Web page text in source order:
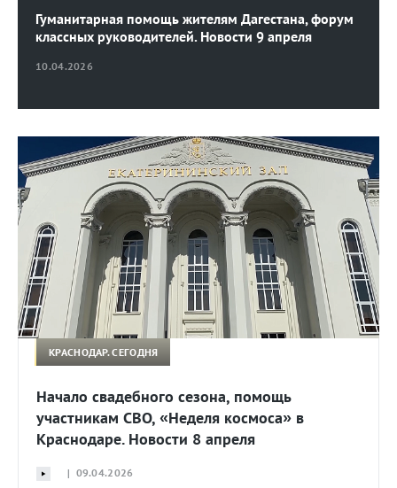
10.04.2026
Гуманитарная помощь жителям Дагестана, форум
классных руководителей. Новости 9 апреля
КРАСНОДАР. СЕГОДНЯ
Начало свадебного сезона, помощь
участникам СВО, «Неделя космоса» в
Краснодаре. Новости 8 апреля
| 09.04.2026